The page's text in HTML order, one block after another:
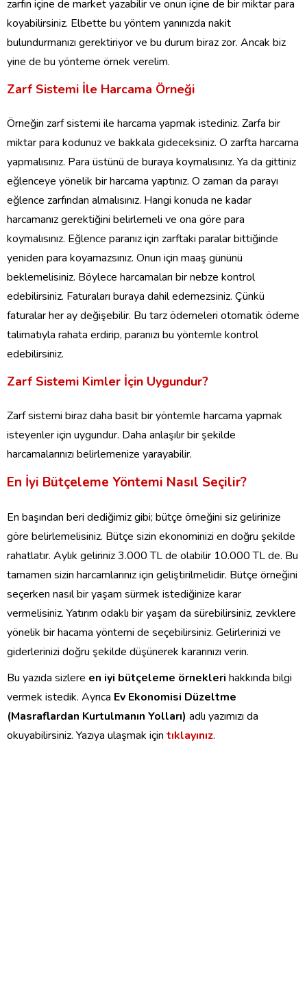
zarfın içine de market yazabilir ve onun içine de bir miktar para
koyabilirsiniz. Elbette bu yöntem yanınızda nakit
bulundurmanızı gerektiriyor ve bu durum biraz zor. Ancak biz
yine de bu yönteme örnek verelim.
Zarf Sistemi İle Harcama Örneği
Örneğin zarf sistemi ile harcama yapmak istediniz. Zarfa bir
miktar para kodunuz ve bakkala gideceksiniz. O zarfta harcama
yapmalısınız. Para üstünü de buraya koymalısınız. Ya da gittiniz
eğlenceye yönelik bir harcama yaptınız. O zaman da parayı
eğlence zarfından almalısınız. Hangi konuda ne kadar
harcamanız gerektiğini belirlemeli ve ona göre para
koymalısınız. Eğlence paranız için zarftaki paralar bittiğinde
yeniden para koyamazsınız. Onun için maaş gününü
beklemelisiniz. Böylece harcamaları bir nebze kontrol
edebilirsiniz. Faturaları buraya dahil edemezsiniz. Çünkü
faturalar her ay değişebilir. Bu tarz ödemeleri otomatik ödeme
talimatıyla rahata erdirip, paranızı bu yöntemle kontrol
edebilirsiniz.
Zarf Sistemi Kimler İçin Uygundur?
Zarf sistemi biraz daha basit bir yöntemle harcama yapmak
isteyenler için uygundur. Daha anlaşılır bir şekilde
harcamalarınızı belirlemenize yarayabilir.
En İyi Bütçeleme Yöntemi Nasıl Seçilir?
En başından beri dediğimiz gibi; bütçe örneğini siz gelirinize
göre belirlemelisiniz. Bütçe sizin ekonominizi en doğru şekilde
rahatlatır. Aylık geliriniz 3.000 TL de olabilir 10.000 TL de. Bu
tamamen sizin harcamlarınız için geliştirilmelidir. Bütçe örneğini
seçerken nasıl bir yaşam sürmek istediğinize karar
vermelisiniz. Yatırım odaklı bir yaşam da sürebilirsiniz, zevklere
yönelik bir hacama yöntemi de seçebilirsiniz. Gelirlerinizi ve
giderlerinizi doğru şekilde düşünerek kararınızı verin.
Bu yazıda sizlere en iyi bütçeleme örnekleri hakkında bilgi
vermek istedik. Ayrıca Ev Ekonomisi Düzeltme
(Masraflardan Kurtulmanın Yolları) adlı yazımızı da
okuyabilirsiniz. Yazıya ulaşmak için tıklayınız.